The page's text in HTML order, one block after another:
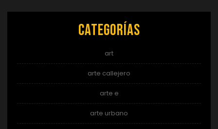
Categorías
art
arte callejero
arte e
arte urbano